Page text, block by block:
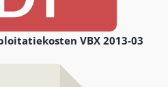
VBX 2013-03